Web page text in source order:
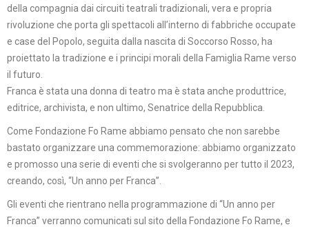
della compagnia dai circuiti teatrali tradizionali, vera e propria
rivoluzione che porta gli spettacoli all’interno di fabbriche occupate
e case del Popolo, seguita dalla nascita di Soccorso Rosso, ha
proiettato la tradizione e i principi morali della Famiglia Rame verso
il futuro.
Franca è stata una donna di teatro ma è stata anche produttrice,
editrice, archivista, e non ultimo, Senatrice della Repubblica.
Come Fondazione Fo Rame abbiamo pensato che non sarebbe
bastato organizzare una commemorazione: abbiamo organizzato
e promosso una serie di eventi che si svolgeranno per tutto il 2023,
creando, così, “Un anno per Franca”.
Gli eventi che rientrano nella programmazione di “Un anno per
Franca” verranno comunicati sul sito della Fondazione Fo Rame, e